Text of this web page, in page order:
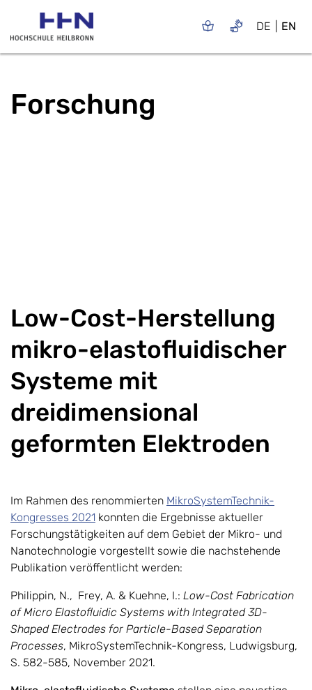
DE EN
Forschung
Low-Cost-Herstellung
mikro-elastofluidischer
Systeme mit
dreidimensional
geformten Elektroden
Im Rahmen des renommierten MikroSystemTechnik-
Kongresses 2021 konnten die Ergebnisse aktueller
Forschungstätigkeiten auf dem Gebiet der Mikro- und
Nanotechnologie vorgestellt sowie die nachstehende
Publikation veröffentlicht werden:
Philippin, N., Frey, A. & Kuehne, I.: Low-Cost Fabrication
of Micro Elastofluidic Systems with Integrated 3D-
Shaped Electrodes for Particle-Based Separation
Processes, MikroSystemTechnik-Kongress, Ludwigsburg,
S. 582-585, November 2021.